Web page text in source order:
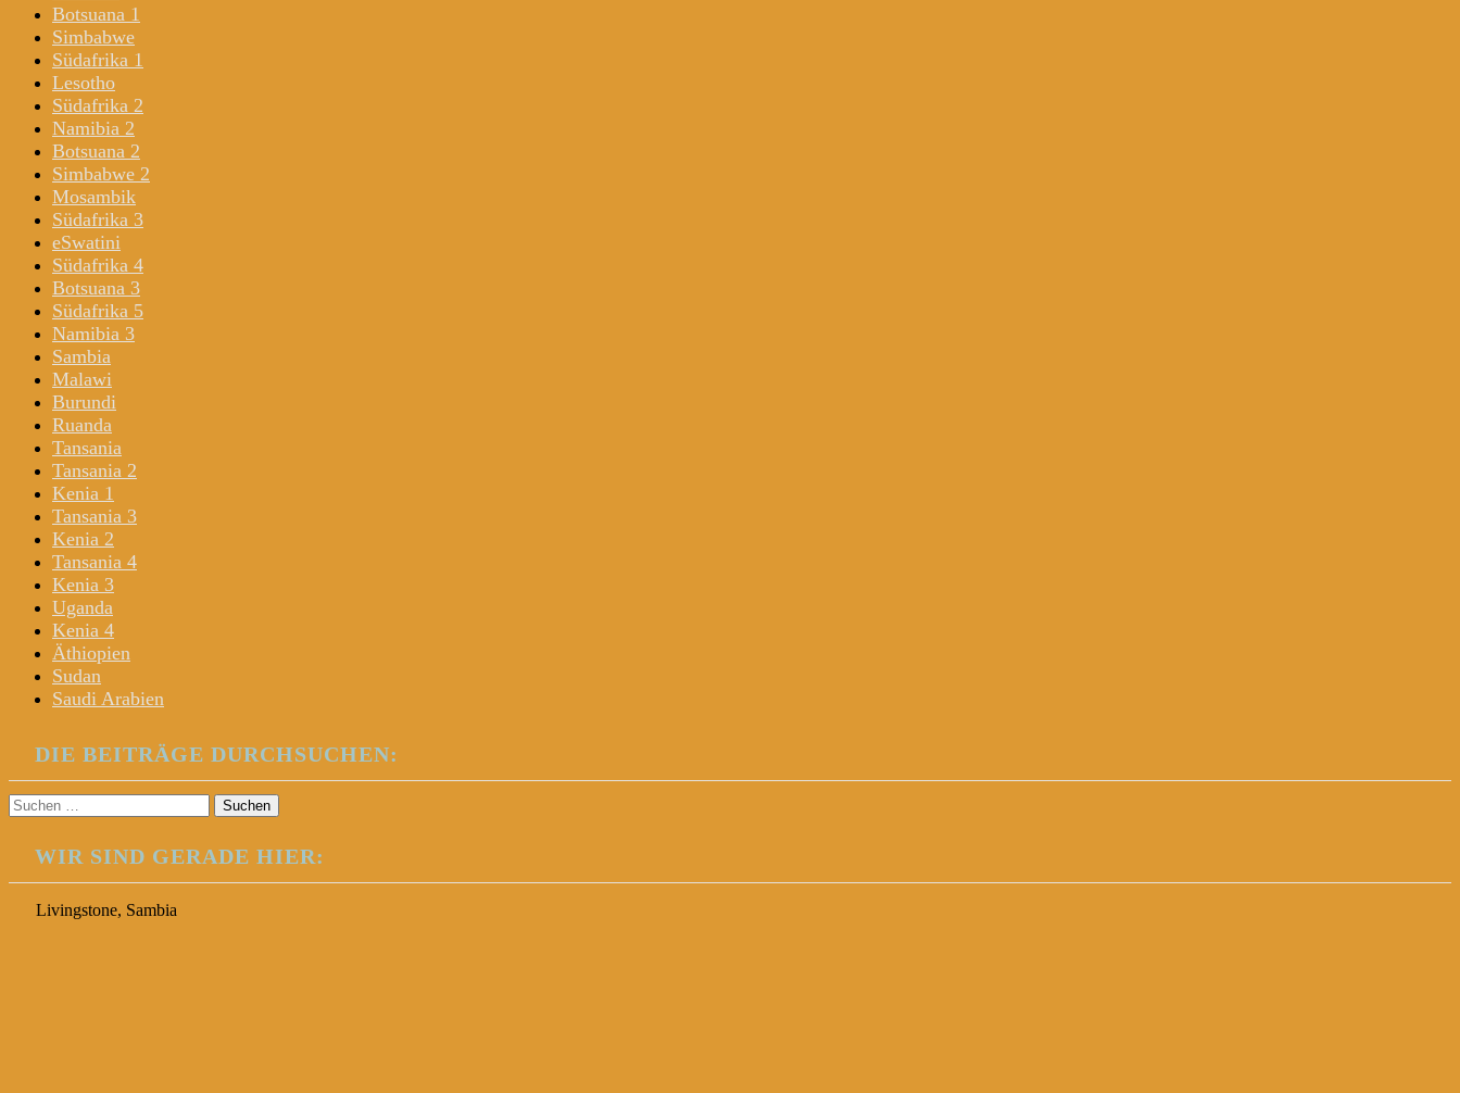
Botsuana 1
Simbabwe
Südafrika 1
Lesotho
Südafrika 2
Namibia 2
Botsuana 2
Simbabwe 2
Mosambik
Südafrika 3
eSwatini
Südafrika 4
Botsuana 3
Südafrika 5
Namibia 3
Sambia
Malawi
Burundi
Ruanda
Tansania
Tansania 2
Kenia 1
Tansania 3
Kenia 2
Tansania 4
Kenia 3
Uganda
Kenia 4
Äthiopien
Sudan
Saudi Arabien
DIE BEITRÄGE DURCHSUCHEN:
Suchen
nach:
WIR SIND GERADE HIER:
Livingstone, Sambia